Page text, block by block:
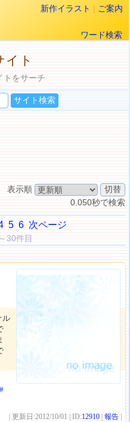
新作イラスト | ご案内
ワード検索
ト
トをサーチ
表示順
0.050秒で検索
5 6 次ページ
30件目
ル
#
| 更新日:2012/10/01 | ID:12910 |報告